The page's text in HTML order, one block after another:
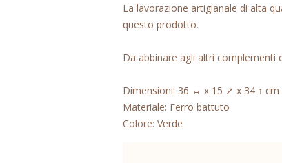
La lavorazione artigianale di alta
questo prodotto.
Da abbinare agli altri complementi
Dimensioni: 36 ↔ x 15 ↗ x 34 ↑ cm
Materiale: Ferro battuto
Colore: Verde